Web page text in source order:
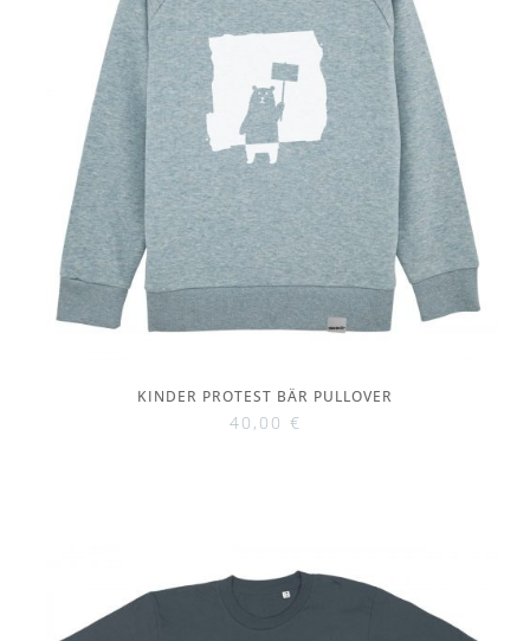
KINDER PROTEST BÄR PULLOVER
40,00 €